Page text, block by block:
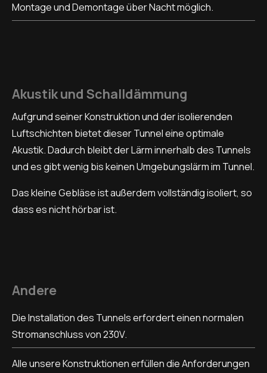
Montage und Demontage über Nacht möglich.
Akustik und Schalldämmung
Aufgrund seiner Konstruktion und der isolierenden
Luftschichten bietet dieser Tunnel eine optimale
Akustik. Dadurch bleibt der Lärm innerhalb des Tunnels
und es gibt wenig bis keinen Umgebungslärm im Tunnel.
Das kleine Gebläse ist außerdem vollständig isoliert, so
dass es nicht hörbar ist.
Andere
Die Installation des Tunnels erfordert einen normalen
Stromanschluss von 230V.
Alle unsere Konstruktionen erfüllen die Anforderungen